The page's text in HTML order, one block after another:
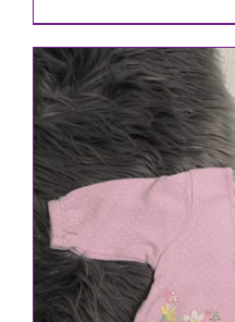
IN DEN